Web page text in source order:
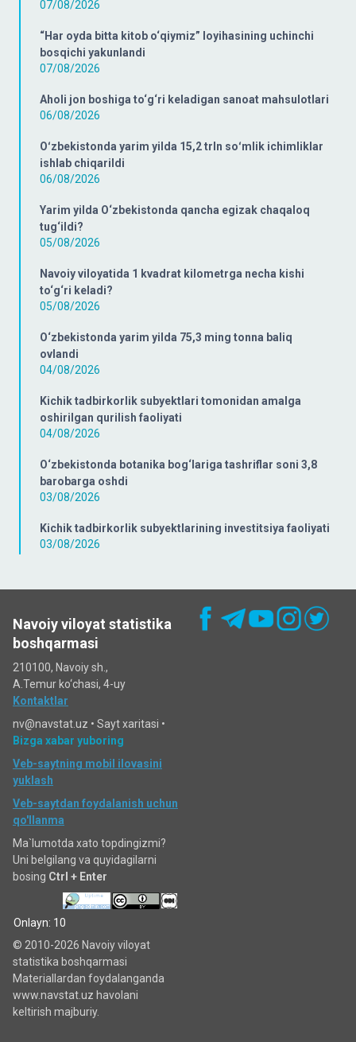
07/08/2026
“Har oyda bitta kitob o‘qiymiz” loyihasining uchinchi
bosqichi yakunlandi
07/08/2026
Aholi jon boshiga to‘g‘ri keladigan sanoat mahsulotlari
06/08/2026
Oʻzbekistonda yarim yilda 15,2 trln soʻmlik ichimliklar
ishlab chiqarildi
06/08/2026
Yarim yilda O‘zbekistonda qancha egizak chaqaloq
tug‘ildi?
05/08/2026
Navoiy viloyatida 1 kvadrat kilometrga necha kishi
to‘g‘ri keladi?
05/08/2026
O‘zbekistonda yarim yilda 75,3 ming tonna baliq
ovlandi
04/08/2026
Kichik tadbirkorlik subyektlari tomonidan amalga
oshirilgan qurilish faoliyati
04/08/2026
O‘zbekistonda botanika bog‘lariga tashriflar soni 3,8
barobarga oshdi
03/08/2026
Kichik tadbirkorlik subyektlarining investitsiya faoliyati
03/08/2026
Navoiy viloyat statistika
boshqarmasi
210100, Navoiy sh.,
A.Temur ko‘chаsi, 4-uy
Kontaktlar
nv@navstat.uz • Sayt xaritasi •
Bizga xabar yuboring
Veb-saytning mobil ilovasini
yuklash
Veb-saytdan foydalanish uchun
qo'llanma
Ma`lumotda xato topdingizmi?
Uni belgilang va quyidagilarni
bosing Ctrl + Enter
Onlayn: 10
© 2010-2026 Navoiy viloyat
statistika boshqarmasi
Materiallardan foydalanganda
www.navstat.uz havolani
keltirish majburiy.